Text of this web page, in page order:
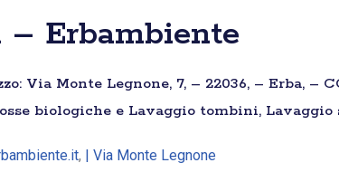
– Erbambiente
Via Monte Legnone, 7, – 22036, – Erba, –
biologiche e Lavaggio tombini, Lavaggio
, | Via Monte Legnone